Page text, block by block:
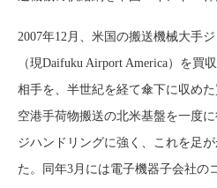
2007年12月、米国の搬送機械大手
（現Daifuku Airport America）を買
相手を、半世紀を経て傘下に収め
空港手荷物搬送の北米基盤を一度
ジハンドリングに強く、これを足
た。同年3月には電子機器子会社の